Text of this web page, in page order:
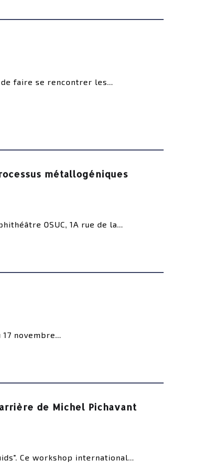
faire se rencontrer les...
métallogéniques
OSUC, 1A rue de la...
novembre...
de Michel Pichavant
Ce workshop international...